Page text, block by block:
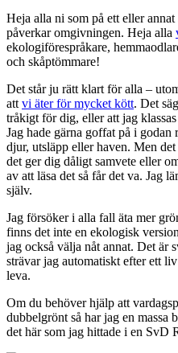
Heja alla ni som på ett eller
påverkar omgivningen. Heja alla
ekologiförespråkare,
och skåptömmare!
Det står ju rätt klart för alla –
att vi äter för mycket kött. Det
tråkigt för dig, eller att jag klassas
Jag hade gärna goffat på i godan
djur, utsläpp eller haven. Men
det ger dig dåligt samvete eller
av att läsa det så får det va. Jag
själv.
Jag försöker i alla fall äta mer
finns det inte en ekologisk
jag också välja nåt annat. Det är
strävar jag automatiskt efter ett
leva.
Om du behöver hjälp att
dubbelgrönt så har jag en massa
det här som jag hittade i en SvD